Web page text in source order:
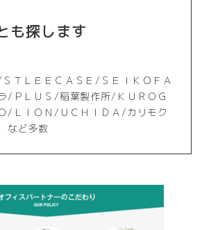
も探します
ＴＬＥＥＣＡＳＥ/ＳＥＩＫＯＦＡ
/ＰＬＵＳ/稲葉製作所/ＫＵＲＯＧ
/ＬＩＯＮ/ＵＣＨＩＤＡ/カリモク
など多数